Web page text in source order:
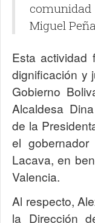
Miguel
Esta actividad
dignificación y
Gobierno
Alcaldesa
de la
el
Lacava, en
Valencia.
Al respecto,
la Dirección